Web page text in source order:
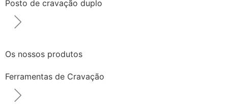
Posto de cravação duplo
Os nossos produtos
Ferramentas de Cravação